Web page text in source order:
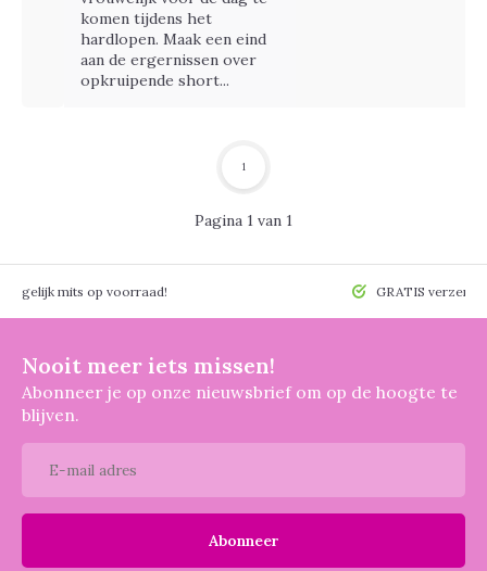
komen tijdens het
hardlopen. Maak een eind
aan de ergernissen over
opkruipende short...
Pagina 1 van 1
1
mits op voorraad! GRATIS
Nooit meer iets missen!
Abonneer je op onze nieuwsbrief om op de hoogte te
blijven.
Abonneer